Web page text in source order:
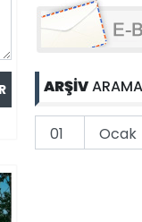
ARŞİVARAMA